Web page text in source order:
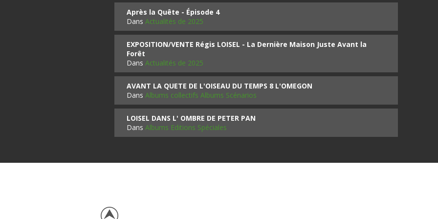
Après la Quête - Épisode 4
Dans Actualités de 2025
EXPOSITION/VENTE Régis LOISEL - La Dernière Maison Juste Avant la
Forêt
Dans Actualités de 2025
AVANT LA QUETE DE L'OISEAU DU TEMPS 8 L'OMEGON
Dans Albums collectifs Albums Scénarios
LOISEL DANS L' OMBRE DE PETER PAN
Dans Albums Editions Spéciales